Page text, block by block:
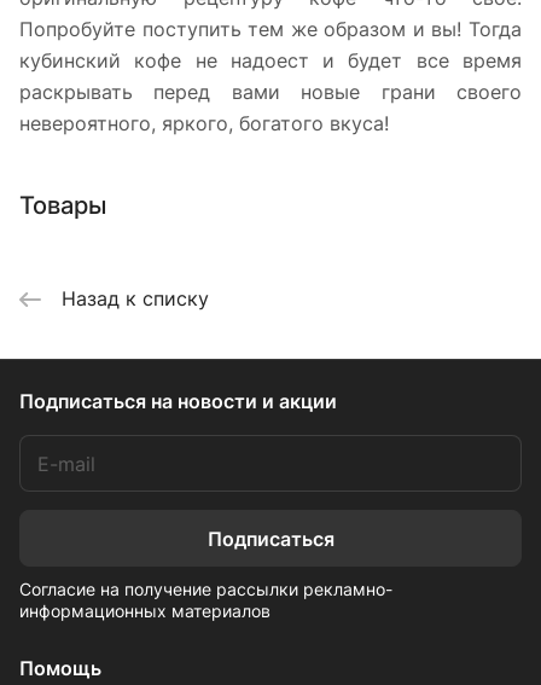
Попробуйте поступить тем же образом и вы! Тогда
кубинский кофе не надоест и будет все время
раскрывать перед вами новые грани своего
невероятного, яркого, богатого вкуса!
Товары
Назад к списку
Подписаться на новости и акции
Подписаться
Согласие на получение рассылки рекламно-
информационных материалов
Помощь